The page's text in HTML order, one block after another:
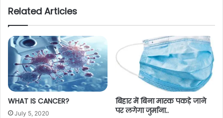
Related Articles
WHAT IS CANCER?
July 5, 2020
बिहार में बिना मास्क पकड़े जाने
पर लगेगा जुर्माना..